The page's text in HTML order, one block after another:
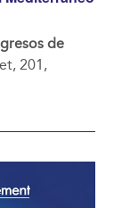
de
201,